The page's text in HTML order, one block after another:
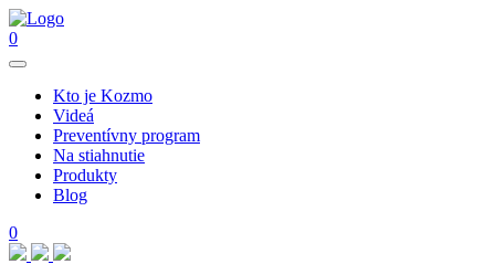
0
Kto je Kozmo
Videá
Preventívny program
Na stiahnutie
Produkty
Blog
0